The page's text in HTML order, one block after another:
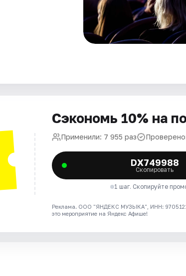
Сэкономь 10% на
Применили: 7 955 раз
DX749988
Скопировать
1 шаг. Скопируйте
Реклама. ООО "ЯНДЕКС МУЗЫКА", ИНН:
это мероприятие на Яндекс Афише!